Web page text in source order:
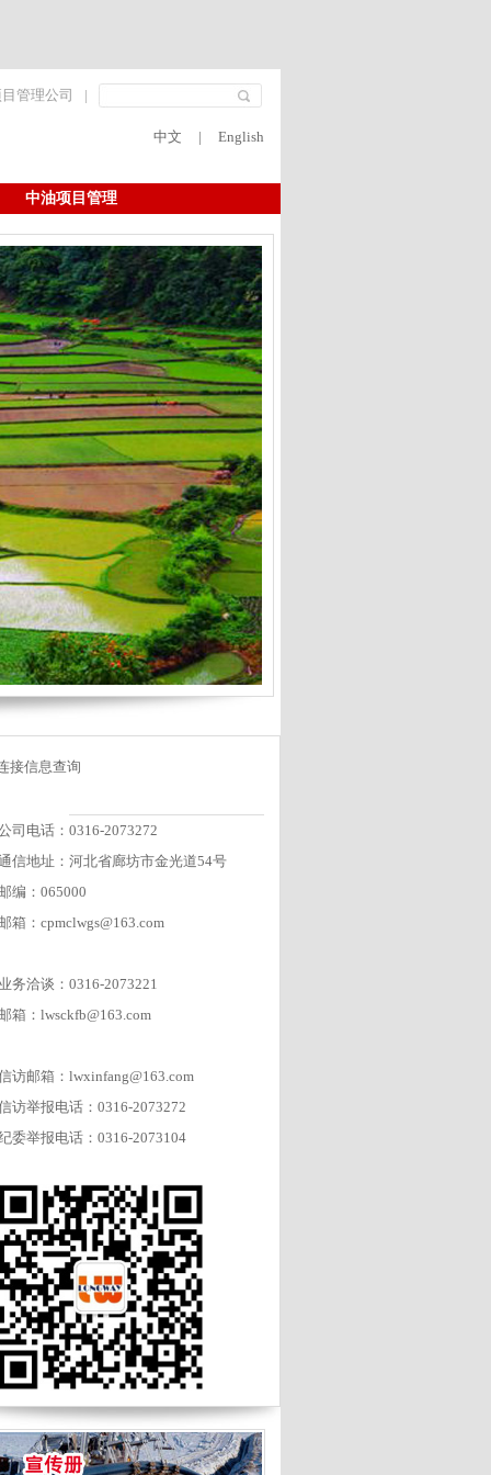
管理公司 |
中文 | English
中油项目管理
接信息查询
司电话：0316-2073272
信地址：河北省廊坊市金光道54号
编：065000
箱：cpmclwgs@163.com
务洽谈：0316-2073221
箱：lwsckfb@163.com
访邮箱：lwxinfang@163.com
访举报电话：0316-2073272
委举报电话：0316-2073104